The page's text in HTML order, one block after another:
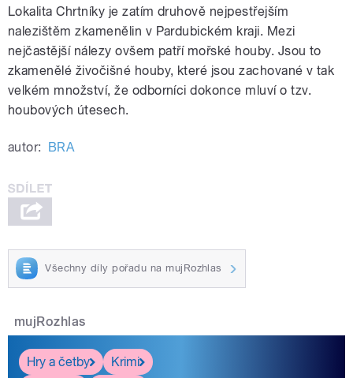
Lokalita Chrtníky je zatím druhově nejpestřejším
nalezištěm zkamenělin v Pardubickém kraji. Mezi
nejčastější nálezy ovšem patří mořské houby. Jsou to
zkamenělé živočišné houby, které jsou zachované v tak
velkém množství, že odborníci dokonce mluví o tzv.
houbových útesech.
autor: BRA
Všechny díly pořadu na mujRozhlas
mujRozhlas
Hry a četby Krimi